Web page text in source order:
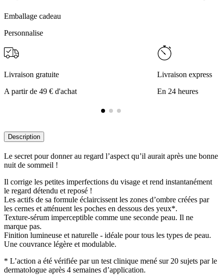
Emballage cadeau
Personnalise
Livraison gratuite
A partir de 49 € d'achat
Livraison express
En 24 heures
Description
Le secret pour donner au regard l’aspect qu’il aurait après une bonne
nuit de sommeil !
Il corrige les petites imperfections du visage et rend instantanément
le regard détendu et reposé !
Les actifs de sa formule éclaircissent les zones d’ombre créées par
les cernes et atténuent les poches en dessous des yeux*.
Texture-sérum imperceptible comme une seconde peau. Il ne
marque pas.
Finition lumineuse et naturelle - idéale pour tous les types de peau.
Une couvrance légère et modulable.
* L’action a été vérifiée par un test clinique mené sur 20 sujets par le
dermatologue après 4 semaines d’application.